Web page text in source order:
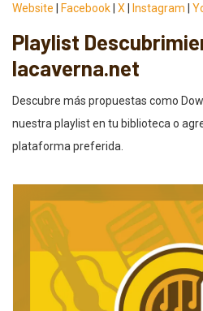
Website Facebook X Instagram
Playlist
lacaverna.net
Descubre más propuestas como
nuestra playlist en tu biblioteca o
plataforma preferida.